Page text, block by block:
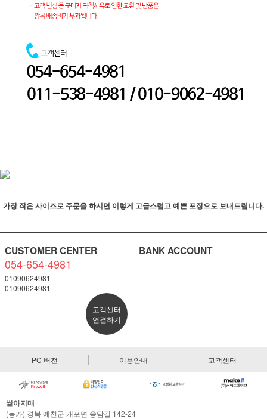
가장 작은 사이즈로 주문을 하시면 이렇게 고급스럽고 예쁜 포장으로 보내드립니다.
CUSTOMER CENTER
054-654-4981
01090624981
01090624981
고객센터
연결하기
BANK ACCOUNT
PC 버전 이용안내 고객센터
쌀아지매
(농가) 경북 예천군 개포면 송담길 142-24